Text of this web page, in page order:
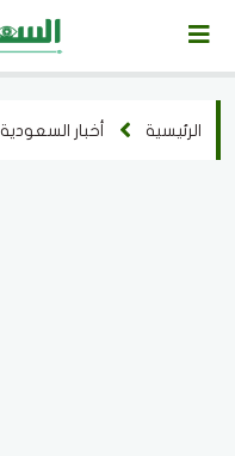
الرئيسية أخبار السعودية